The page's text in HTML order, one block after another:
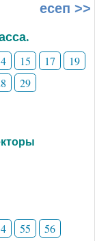
есеп >>
15 17
19
29
55 56